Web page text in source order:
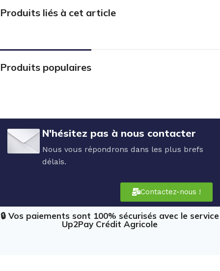
Produits liés à cet article
Produits populaires
N'hésitez pas à nous contacter
Nous vous répondrons dans les plus brefs
délais.
Contactez-nous !
🔒 Vos paiements sont 100% sécurisés avec le service
Up2Pay Crédit Agricole